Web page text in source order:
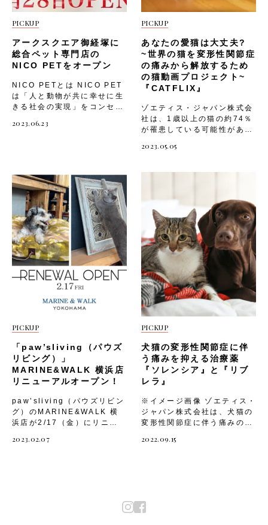
PICKUP
アークスクエア御経塚に
総合ペット専門店の
NICO PETをオープン
NICO PETとは NICO PET
は「人と動物が共に幸せに生
きる社会の実現」をコンセプ
を最大化するサービスをお届
いをすべく、トリミング施
設・ペットホテル・動物病院
など充実したサービスを提供
します。 店舗情報 店舗名
：NICO PET 御経塚店（ア
ークスクエア御経塚内）住
所 ：〒921-8801
石川県野々市市御経塚2丁目
92電話番号： 076-249-
2501 (代表)営業時間：
9:00～20:00売場面積： 約
1,800㎡URL ：
https://nicopet.jp/okyodu
ートする充実のサービス ■ビ
ューティーサロン 明るく清
潔なサロンで、シャンプー、
カットに加えて・爪切り ・
足裏バリカン ・足周りカッ
ト ・耳そうじ ・肛門腺しぼ
りを行います。一例：トイプ
ードル（小型）シャンプーカ
ットコース… 6,800円(税
19：00（予約優先） ■ペッ
2023.06.23
PICKUP
あなたの愛猫は大丈夫?
~世界の猫を変形性関節症
の痛みから解放するため
の猫動画プロジェクト~
『CATFLIX』
ゾエティス・ジャパン株式会
社は、1歳以上の猫の約74％
が罹患している可能性がある
認知・理解向上を目的に、動
ェクト『CATFLIX』を2023
かない」と「動けない」は、
ちがう。 変形性関節症(以下
OA: Osteoarthritis)とは、
肘や膝、股関節などの関節が
変性を起こして、痛み で動
きにくくなる疾患です。猫は
本来、痛みを隠す習性がある
ことや、以前ほど「動かな
い」のは、加齢に よる自然
な衰えと捉えがちであること
が、この疾患が見過ごされや
すい要因です。 そこで「動
かない」のは、実は「動けな
い」からではないか？という
視点で愛猫を見ていただきた
い という想いから、WEB 動
画「動かないと、動けないは
猫のOAについて「知り」痛
みチェックリストで「学び」
愛猫の日常の様子を動画に
いただけるように、わかりや
たの猫は「動かない」のでは
2023.05.05
PICKUP
「paw’sliving（パウズ
リビング）」
MARINE&WALK 横浜店
リニューアルオープン！
paw’sliving（パウズリビン
グ）のMARINE&WALK 横
浜店が2/17（金）にリニュ
「ペットとおしゃれに暮らせ
2023.02.07
PICKUP
犬猫の変形性関節症に伴
う痛みを抑える治療薬
『ソレンシア』と『リブ
レラ』
※イメージ画像 ゾエティス・
ジャパン株式会社は、犬猫の
変形性関節症に伴う痛みの緩
『ソレンシア（猫用）』と
変形性関節症の痛みにアプロ
2022.09.15